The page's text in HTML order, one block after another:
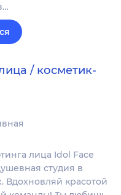
/ косметик-
лица Idol Face
студия в
Вдохновляй красотой